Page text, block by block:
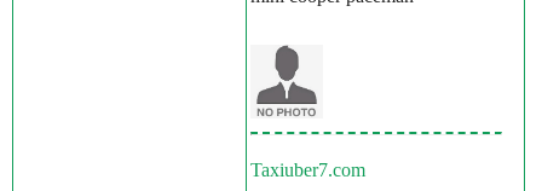
Taxiuber7.com